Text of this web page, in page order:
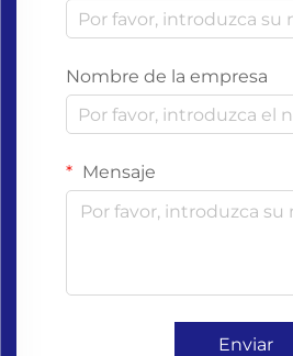
Nombre de la empresa
Mensaje
Enviar